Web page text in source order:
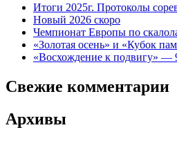
Итоги 2025г. Протоколы
Новый 2026 скоро
Чемпионат Европы по
«Золотая осень» и «Кубок
«Восхождение к подвигу» —
Свежие комментарии
Архивы